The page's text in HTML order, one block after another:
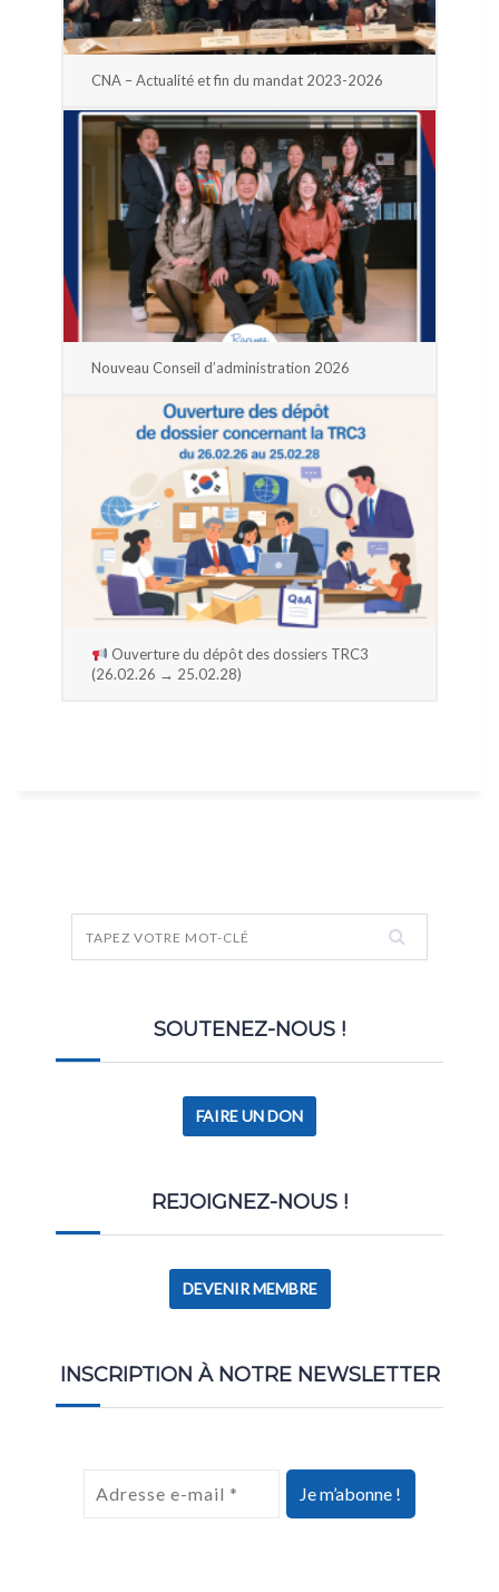
CNA – Actualité et fin du mandat 2023-2026
Nouveau Conseil d’administration 2026
Ouverture du dépôt des dossiers TRC3
(26.02.26 → 25.02.28)
SOUTENEZ-NOUS !
FAIRE UN DON
REJOIGNEZ-NOUS !
DEVENIR MEMBRE
INSCRIPTION À NOTRE NEWSLETTER